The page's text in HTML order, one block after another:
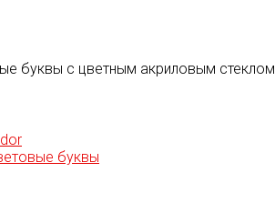
буквы с цветным акриловым стеклом
буквы